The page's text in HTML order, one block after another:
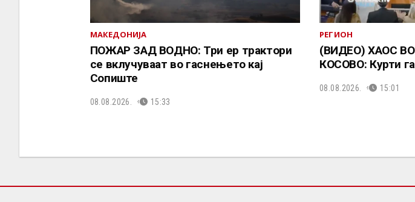
МАКЕДОНИЈА
ПОЖАР ЗАД ВОДНО: Три ер трактори
се вклучуваат во гаснењето кај
Сопиште
08.08.2026. 15:33
РЕГИОН
(ВИДЕО) ХАОС
КОСОВО: Курти
08.08.2026. 15:01